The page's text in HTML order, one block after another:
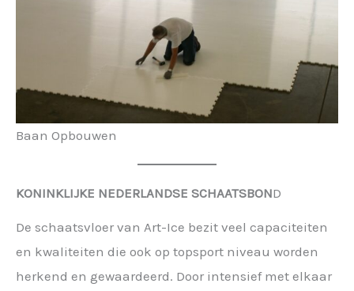
Baan Opbouwen
KONINKLIJKE NEDERLANDSE SCHAATSBOND
De schaatsvloer van Art-Ice bezit veel capaciteiten
en kwaliteiten die ook op topsport niveau worden
herkend en gewaardeerd. Door intensief met elkaar